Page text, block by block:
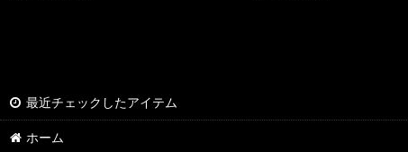
最近チェックしたアイテム
ホーム